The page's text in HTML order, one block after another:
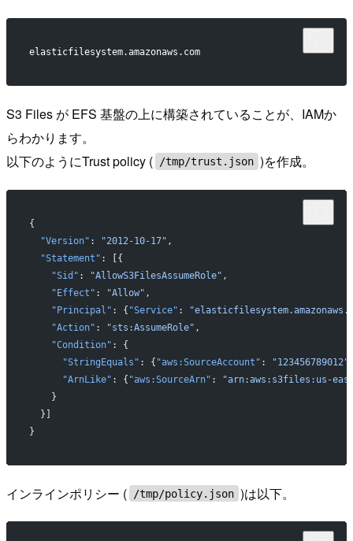
elasticfilesystem.amazonaws.com
S3 Files が EFS 基盤の上に構築されていることが、IAMか
らわかります。
以下のようにTrust policy (
/tmp/trust.json )を作成。
{
  "Version"
: "2012-10-17" ,
  "Statement"
: [{
    "Sid"
: "AllowS3FilesAssumeRole" ,
    "Effect"
: "Allow" ,
    "Principal"
: { "Service" :
    "Action"
: "sts:AssumeRole" ,
    "Condition"
: {
      "StringEquals"
: { "aws:SourceAccount" : "123456789012"
      "ArnLike"
: { "aws:SourceArn" :
"arn:aws:s3files:us-
    }
  }]
}
インラインポリシー ( /tmp/policy.json )は以下。